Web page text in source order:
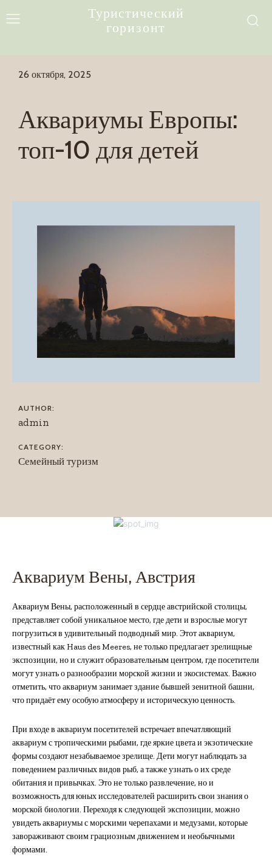
Туристический
горизонт
Аквариумы Европы:
топ-10 для детей
26 октября, 2025
AUTHOR:
admin
CATEGORY:
Семейный туризм
Аквариум Вены, Австрия
Аквариум Вены, расположенный в сердце австрийской столицы,
представляет собой уникальное место, где дети и взрослые могут
погрузиться в удивительный подводный мир. Этот аквариум,
известный как Haus des Meeres, не только предлагает зрелищные
экспозиции, но и служит образовательным центром, где посетители
могут узнать о разнообразии морской жизни и экосистемах. Важно
отметить, что аквариум занимает здание бывшей зенитной башни,
что придаёт ему особую атмосферу и историческую ценность.
При входе в аквариум посетителей встречает впечатляющий
аквариум с тропическими рыбами, где яркие цвета и экзотические
формы создают незабываемое зрелище. Дети могут наблюдать за
поведением различных видов рыб, а также узнать о их среде
обитания и привычках. Это не только развлечение, но и
возможность для юных исследователей расширить свои знания о
морской биологии. Переходя к следующей экспозиции, можно
увидеть аквариумы с морскими черепахами и медузами, которые
завораживают своим грациозным движением и необычными
формами.